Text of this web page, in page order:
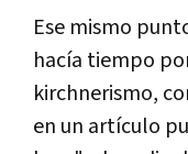
Ese mismo
hacía tiempo
kirchnerismo,
en un artículo